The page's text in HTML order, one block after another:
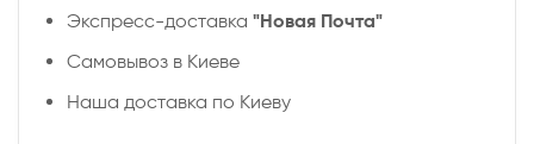
Экспресс-доставка "Новая Почта"
Самовывоз в Киеве
Наша доставка по Киеву